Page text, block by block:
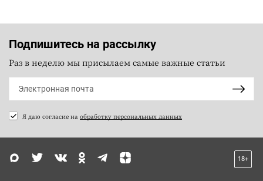
Подпишитесь на рассылку
Раз в неделю мы присылаем самые важные статьи
Я даю согласие на обработку персональных данных
18+